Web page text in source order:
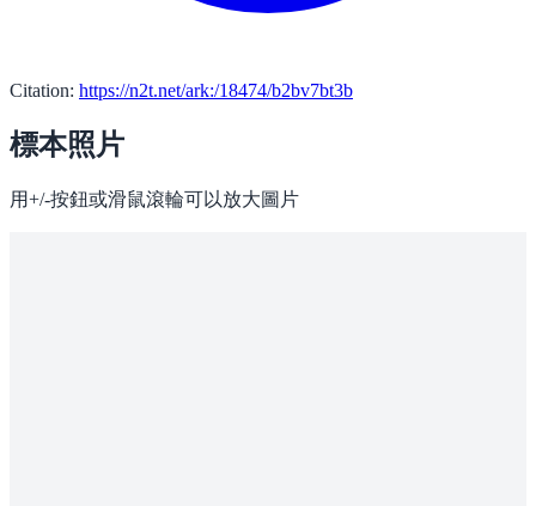
Citation: https://n2t.net/ark:/18474/b2bv7bt3b
標本照片
用+/-按鈕或滑鼠滾輪可以放大圖片